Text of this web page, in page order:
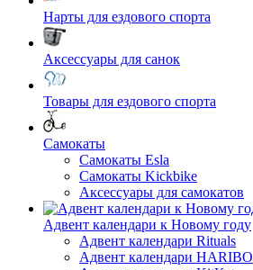
Нарты для ездового спорта
Аксессуары для санок
Товары для ездового спорта
Cамокаты
Самокаты Esla
Самокаты Kickbike
Аксессуары для самокатов
Адвент календари к Новому году
Адвент календари Rituals
Адвент календари HARIBO